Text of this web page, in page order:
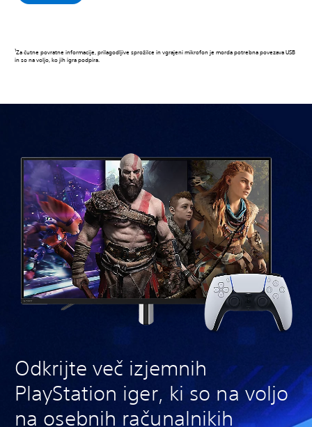
1Za čutne povratne informacije, prilagodljive sprožilce in vgrajeni mikrofon je morda potrebna povezava USB
in so na voljo, ko jih igra podpira.
Odkrijte več izjemnih
PlayStation iger, ki so na voljo
na osebnih računalnikih